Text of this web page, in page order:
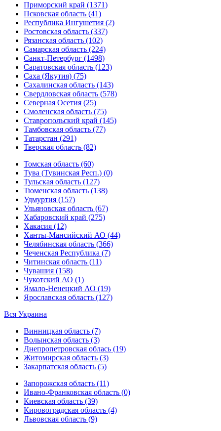
Приморский край (1371)
Псковская область (41)
Республика Ингушетия (2)
Ростовская область (337)
Рязанская область (102)
Самарская область (224)
Санкт-Петербург (1498)
Саратовская область (123)
Саха (Якутия) (75)
Сахалинская область (143)
Свердловская область (578)
Северная Осетия (25)
Смоленская область (75)
Ставропольский край (145)
Тамбовская область (77)
Татарстан (291)
Тверская область (82)
Томская область (60)
Тува (Тувинская Респ.) (0)
Тульская область (127)
Тюменская область (138)
Удмуртия (157)
Ульяновская область (67)
Хабаровский край (275)
Хакасия (12)
Ханты-Мансийский АО (44)
Челябинская область (366)
Чеченская Республика (7)
Читинская область (11)
Чувашия (158)
Чукотский АО (1)
Ямало-Ненецкий АО (19)
Ярославская область (127)
Вся Украина
Винницкая область (7)
Волынская область (3)
Днепропетровская облась (19)
Житомирская область (3)
Закарпатская область (5)
Запорожская область (11)
Ивано-Франковская область (0)
Киевская область (39)
Кировоградская область (4)
Львовская область (9)